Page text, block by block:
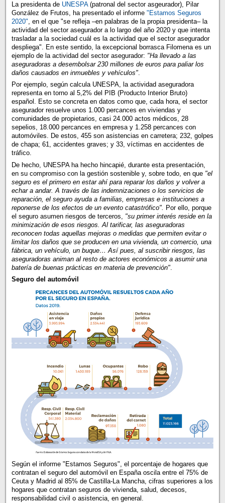
La presidenta de UNESPA(patronal del sector asgeurador), Pilar
González de Frutos, ha presentado el informe "Estamos Seguros
2020", en el que "se refleja –en palabras de la propia presidenta– la
actividad del sector asegurador a lo largo del año 2020 y que intenta
trasladar a la sociedad cuál es la actividad que el sector asegurador
despliega". En este sentido, la excepcional borrasca Filomena es un
ejemplo de la actividad del sector asegurador: "Ha llevado a las
aseguradoras a desembolsar 230 millones de euros para paliar los
daños causados en inmuebles y vehículos".
Por ejemplo, según calcula UNESPA, la actividad aseguradora
representa en torno al 5,2% del PIB (Producto Interior Bruto)
español. Esto se concreta en datos como que, cada hora, el sector
asegurador resuelve unos 1.000 percances en viviendas y
comunidades de propietarios, casi 24.000 actos médicos, 28
sepelios, 18.000 percances en empresa y 1.258 percances con
automóviles. De estos, 455 son asistencias en carretera; 232, golpes
de chapa; 61, accidentes graves; y 33, víctimas en accidentes de
tráfico.
De hecho, UNESPA ha hecho hincapié, durante esta presentación,
en su compromiso con la gestión sostenible y, sobre todo, en que "el
seguro es el primero en estar ahí para reparar los daños y volver a
echar a andar. A través de las indemnizaciones o los servicios de
reparación, el seguro ayuda a familias, empresas e instituciones a
reponerse de los efectos de un evento catastrófico".
Por ello, porque
el seguro asumen riesgos de terceros, "su primer interés reside en la
minimización de esos riesgos. Al tarificar, las aseguradoras
reconocen todas aquellas mejoras o medidas que permiten evitar o
limitar los daños que se producen en una vivienda, un comercio, una
fábrica, un vehículo, un buque… Así pues, al suscribir riesgos, las
aseguradoras animan al resto de actores económicos a asumir una
batería de buenas prácticas en materia de prevención".
Seguro del automóvil
Según el informe "Estamos Seguros", el porcentaje de hogares que
contratan el seguro del automóvil en España oscila entre el 75% de
Ceuta y Madrid al 85% de Castilla-La Mancha, cifras superiores a los
hogares que contratan seguros de vivienda, salud, decesos,
responsabilidad civil o asistencia, en general.